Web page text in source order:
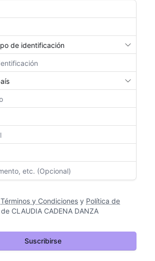
Términos y Condiciones y Política de
de CLAUDIA CADENA DANZA
Suscribirse